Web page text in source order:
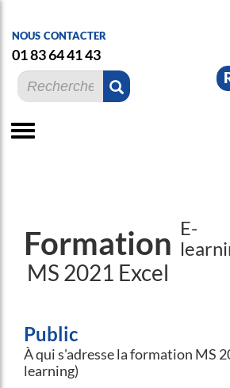
nous contacter
01 83 64 41 43
Formation
MS 2021 Excel
E-
Public
À qui s'adresse la formation MS
learning)